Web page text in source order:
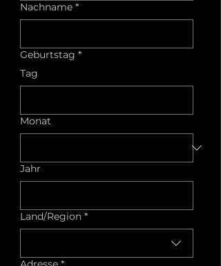
Nachname *
Geburtstag *
Tag
Monat
Jahr
Mehrzeilige Adresse
Land/Region *